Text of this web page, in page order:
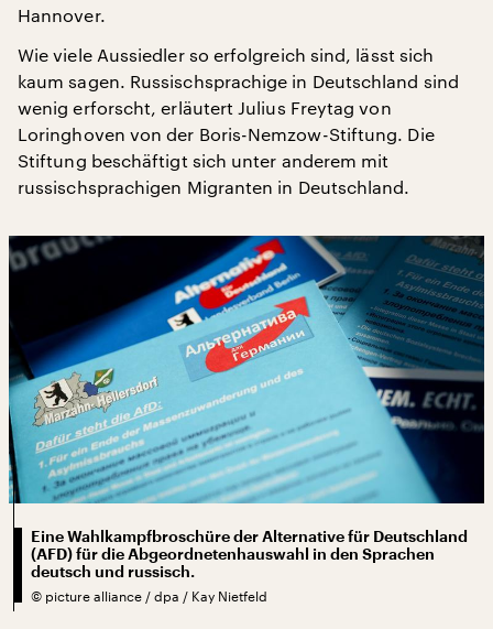
Hannover.
Wie viele Aussiedler so erfolgreich sind, lässt sich
kaum sagen. Russischsprachige in Deutschland sind
wenig erforscht, erläutert Julius Freytag von
Loringhoven von der Boris-Nemzow-Stiftung. Die
Stiftung beschäftigt sich unter anderem mit
russischsprachigen Migranten in Deutschland.
Eine Wahlkampfbroschüre der Alternative für Deutschland
(AFD) für die Abgeordnetenhauswahl in den Sprachen
deutsch und russisch.
© picture alliance / dpa / Kay Nietfeld